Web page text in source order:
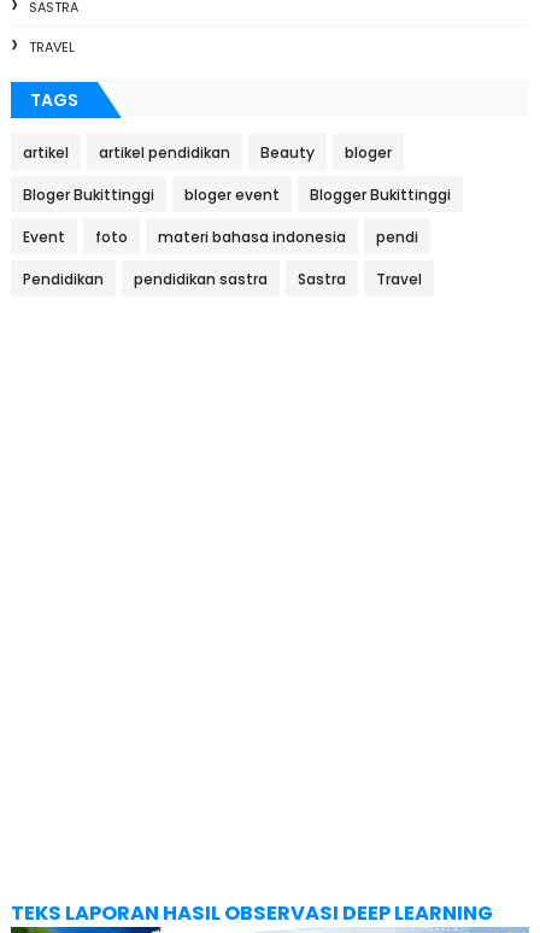
SASTRA
TRAVEL
TAGS
artikel artikel pendidikan Beauty bloger
Bloger Bukittinggi bloger event Blogger Bukittinggi
Event foto materi bahasa indonesia pendi
Pendidikan pendidikan sastra Sastra Travel
TEKS LAPORAN HASIL OBSERVASI DEEP LEARNING